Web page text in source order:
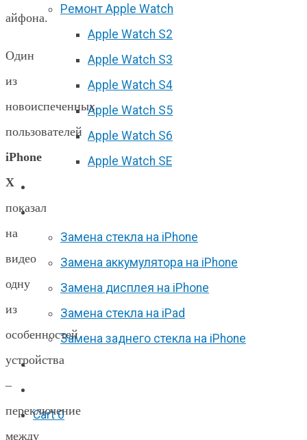
Ремонт Apple Watch
Apple Watch S2
Apple Watch S3
Apple Watch S4
Apple Watch S5
Apple Watch S6
Apple Watch SE
Акции
Замена стекла на iPhone
Замена аккумулятора на iPhone
Замена дисплея на iPhone
Замена стекла на iPad
Замена заднего стекла на iPhone
Вакансии
Cart 0
айфона.
Один
из
новоиспеченных
пользователей
iPhone
X
показал
на
видео
одну
из
особенностей
устройства
–
переключение
между